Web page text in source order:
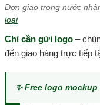
Đơn giao trong nước
loại
Chỉ cần gửi logo –
đến giao hàng trực tiếp
✨ Free logo